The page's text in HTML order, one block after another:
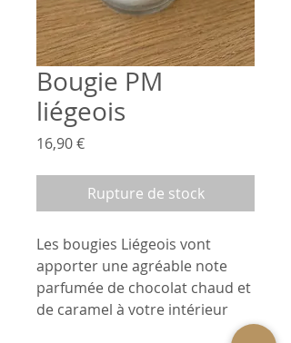
Bougie PM
liégeois
16,90 €Prix
Rupture de stock
Les bougies Liégeois vont
apporter une agréable note
parfumée de chocolat chaud et
de caramel à votre intérieur